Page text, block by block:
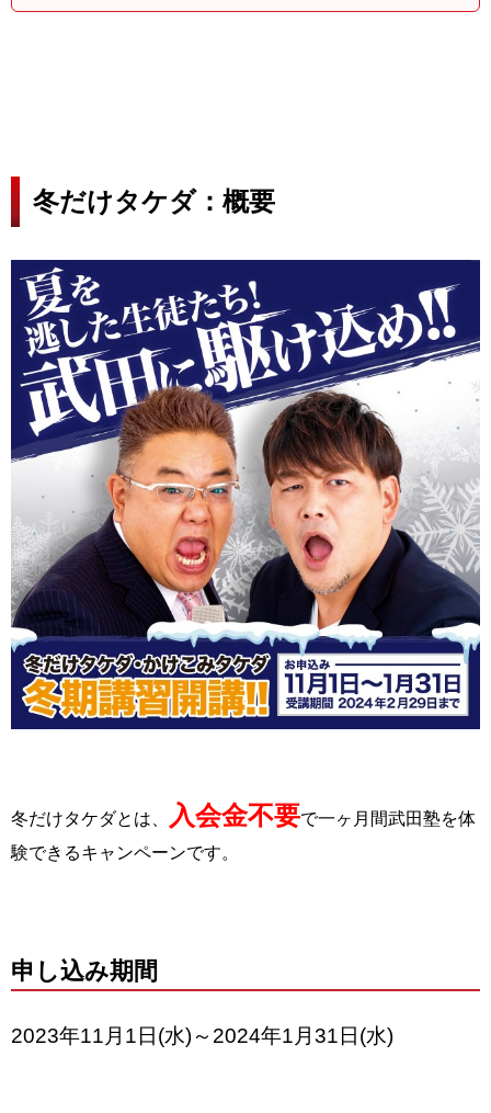
冬だけタケダ：概要
冬だけタケダとは、 入会金不要で一ヶ月間武田塾を体
験できるキャンペーンです。
申し込み期間
2023年11月1日(水)～2024年1月31日(水)